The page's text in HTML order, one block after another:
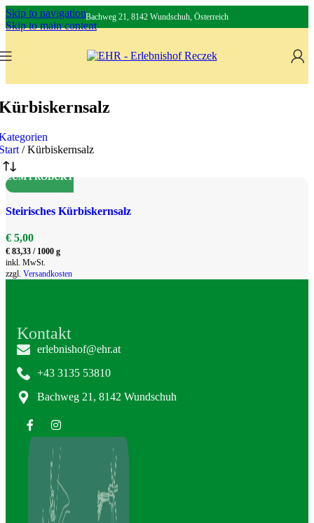
Skip to navigation
Skip to main content
Bachweg 21, 8142 Wundschuh, Österreich
/ Kürbiskernsalz
ZUM PRODUKT
Produkt
mehrere
Varianten
auf.
auf
der
Produktseite
gewählt
werden
Steirisches Kürbiskernsalz
€ 5,00
€ 83,33 / 1000 g
inkl. MwSt.
zzgl. Versandkosten
Kontakt
erlebnishof@ehr.at
+43 3135 53810
Bachweg 21, 8142 Wundschuh